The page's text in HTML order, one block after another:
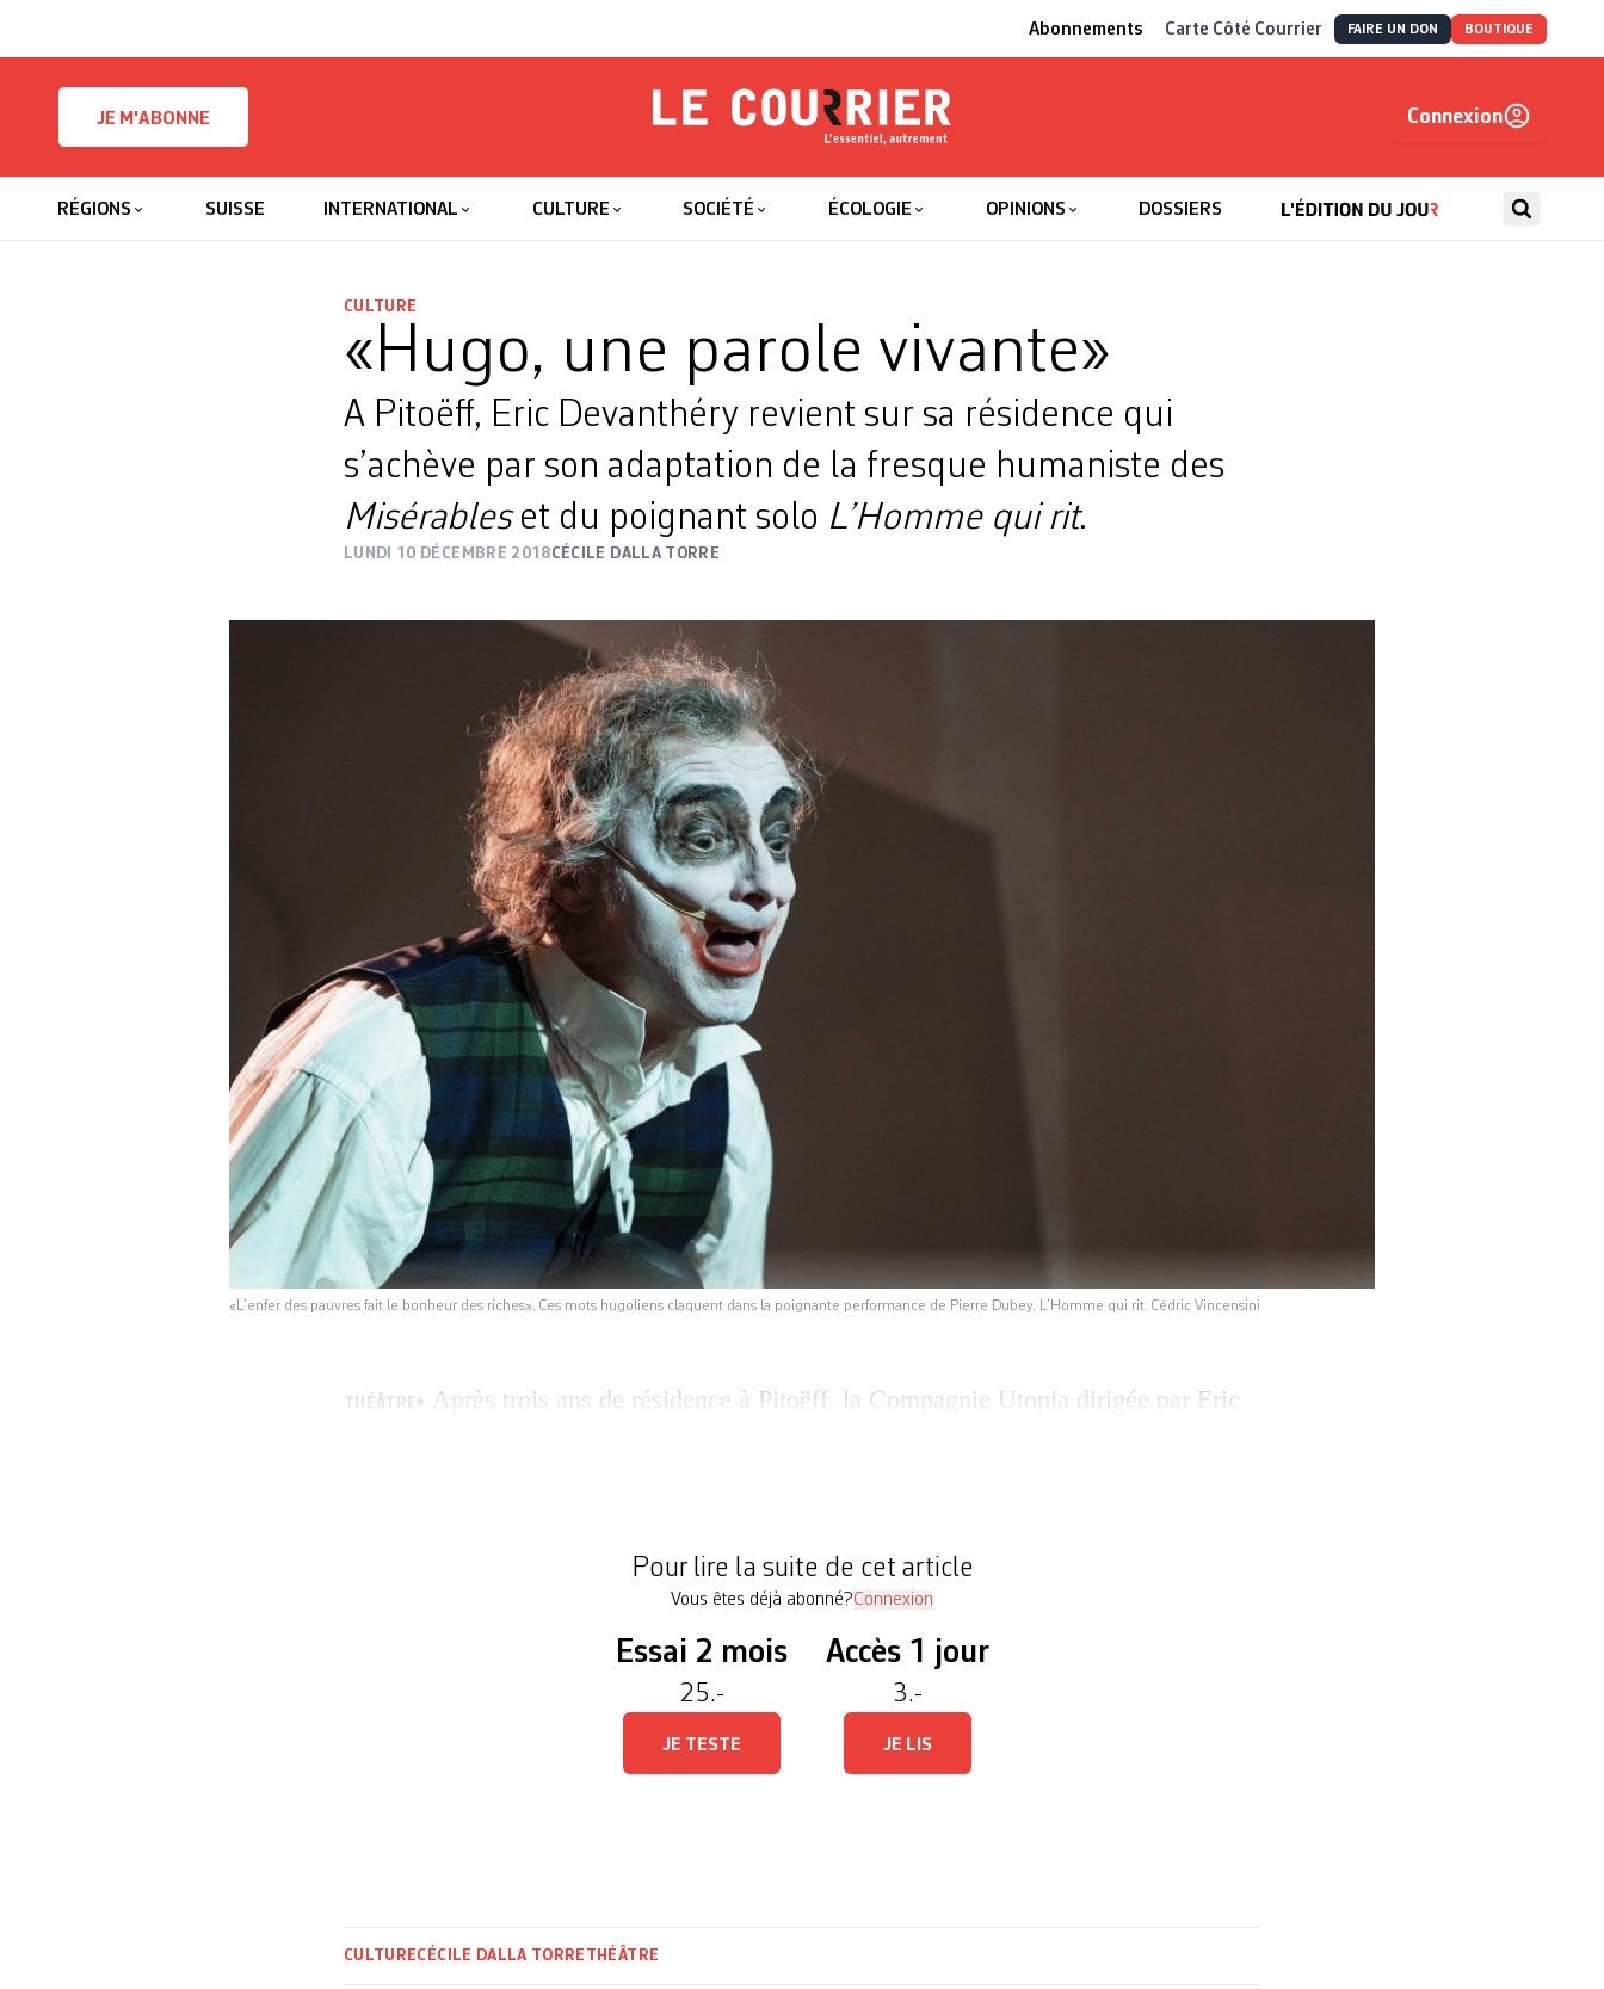
Abonnements Carte Côté Courrier FAIRE UN DON BOUTIQUE
JE M'ABONNE
Le Courrier
Connexion
RÉGIONS SUISSE INTERNATIONAL CULTURE SOCIÉTÉ ÉCOLOGIE OPINIONS DOSSIERS
CULTURE
«Hugo, une parole vivante»
A Pitoëff, Eric Devanthéry revient sur sa résidence qui
s’achève par son adaptation de la fresque humaniste des
Misérableset du poignant solo L’Homme qui rit.
LUNDI 10 DÉCEMBRE 2018CÉCILE DALLA TORRE
«L’enfer des pauvres fait le bonheur des riches». Ces mots hugoliens claquent dans la poignante performance de Pierre Dubey, L’Homme qui rit. Cédric Vincensini
THÉÂTRE
Après trois ans de résidence à Pitoëff, la Compagnie Utopia dirigée par Eric
Pour lire la suite de cet article
Vous êtes déjà abonné?Connexion
Essai 2 mois
25.-
JE TESTE
Accès 1 jour
3.-
JE LIS
CULTURECÉCILE DALLA TORRE THÉÂTRE